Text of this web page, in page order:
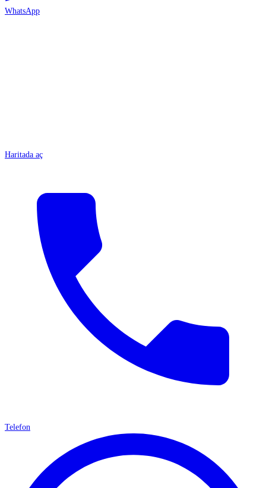
WhatsApp
Haritada aç
Telefon